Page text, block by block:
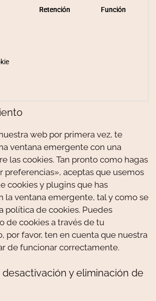
Retención Función
Retención Función
Retención Función
web por primera vez, te
ventana emergente con una
las cookies. Tan pronto como hagas
preferencias», aceptas que usemos
cookies y plugins que has
la ventana emergente, tal y como se
política de cookies. Puedes
de cookies a través de tu
por favor, ten en cuenta que nuestra
de funcionar correctamente.
desactivación y eliminación de